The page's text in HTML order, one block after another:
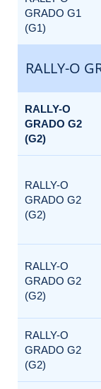
GRADO G1
(G1)
RALLY-O
RALLY-O
GRADO G2
(G2)
RALLY-O
GRADO G2
(G2)
RALLY-O
GRADO G2
(G2)
RALLY-O
GRADO G2
(G2)